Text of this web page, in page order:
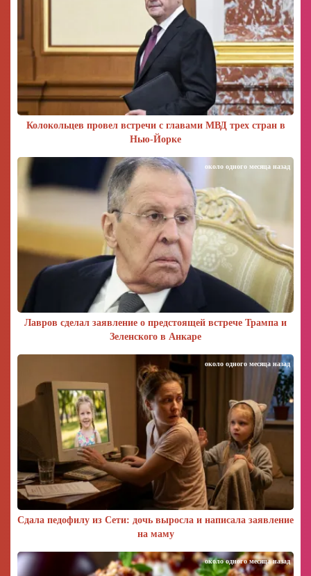
Колокольцев провел встречи с главами МВД трех стран в
Нью-Йорке
Лавров сделал заявление о предстоящей встрече Трампа и
Зеленского в Анкаре
около одного месяца назад
Сдала педофилу из Сети: дочь выросла и написала заявление
на маму
около одного месяца назад
около одного месяца назад